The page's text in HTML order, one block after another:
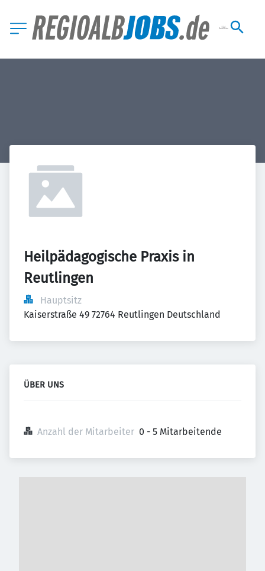
Heilpädagogische Praxis in
Reutlingen
Hauptsitz
Kaiserstraße 49 72764 Reutlingen Deutschland
ÜBER UNS
Anzahl der Mitarbeiter 0 - 5 Mitarbeitende